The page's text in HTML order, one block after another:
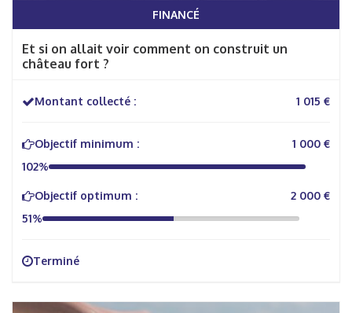
FINANCÉ
Et si on allait voir comment on construit un
château fort ?
Montant collecté : 1 015 €
Objectif minimum :
1 000 €
102%
Objectif optimum :
2 000 €
51%
Terminé